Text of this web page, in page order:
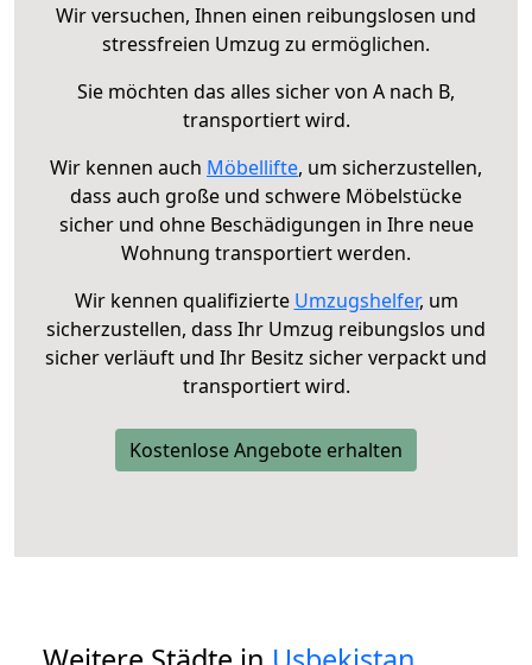
Wir versuchen, Ihnen einen reibungslosen und
stressfreien Umzug zu ermöglichen.
Sie möchten das alles sicher von A nach B,
transportiert wird.
Wir kennen auch Möbellifte, um sicherzustellen,
dass auch große und schwere Möbelstücke
sicher und ohne Beschädigungen in Ihre neue
Wohnung transportiert werden.
Wir kennen qualifizierte Umzugshelfer, um
sicherzustellen, dass Ihr Umzug reibungslos und
sicher verläuft und Ihr Besitz sicher verpackt und
transportiert wird.
Kostenlose Angebote erhalten